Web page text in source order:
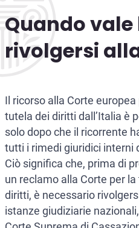
Quando vale
rivolgersi alla
Il ricorso alla Corte europea
tutela dei diritti dall’Italia è
solo dopo che il ricorrente
tutti i rimedi giuridici interni
Ciò significa che, prima di
un reclamo alla Corte per
diritti, è necessario
istanze giudiziarie